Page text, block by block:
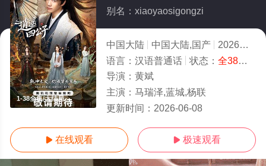
1-38全集/大结局
别名：xiaoyaosigongzi
中国大陆 中国大陆,国产 2026
6.0
语言： 汉语普通话 状态： 全38集
导演： 黄斌
主演： 马瑞泽,蓝城,杨联
更新时间： 2026-06-08
 在线观看  极速观看